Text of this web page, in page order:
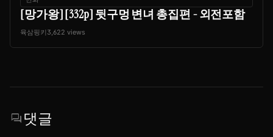
[망가왕] [332p] 뒷구멍 변녀 총집편 - 외전포함
육삼핑키 3,622 views
forum댓글